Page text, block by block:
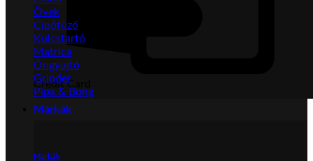
Credit Card
Övek
Cipőfűző
Kulcstartó
Matrica
Öngyújtó
Grinder
Pipa & Bong
Márkák
Márkák